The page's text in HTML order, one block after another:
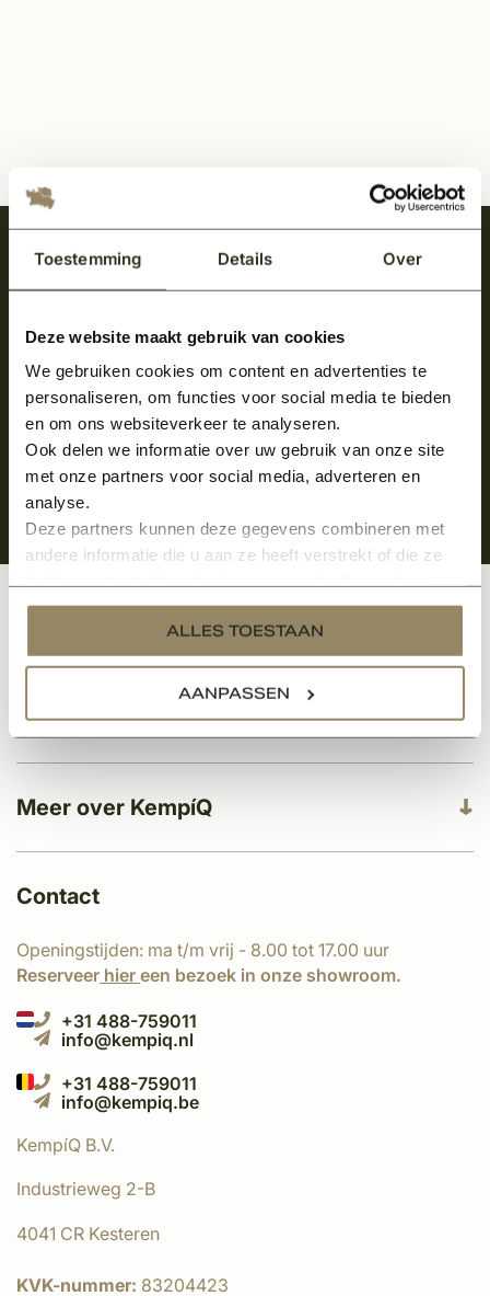
Toestemming Details Over
Deze website maakt gebruik van cookies
We gebruiken cookies om content en advertenties te
personaliseren, om functies voor social media te bieden
en om ons websiteverkeer te analyseren.
Ook delen we informatie over uw gebruik van onze site
met onze partners voor social media, adverteren en
analyse.
Deze partners kunnen deze gegevens combineren met
andere informatie die u aan ze heeft verstrekt of die ze
services.
ALLES TOESTAAN
AANPASSEN
Meld je aan en ontvang het laatste nieuws
over onze kempische bouwstijl!
Aanmelden voor de nieuwsbrief
Meer over KempíQ
Klantenservice
Categorieën
Contact
Openingstijden: ma t/m vrij - 8.00 tot 17.00 uur
Reserveer hier een bezoek in onze showroom.
+31 488-759011
info@kempiq.nl
+31 488-759011
info@kempiq.be
KempíQ B.V.
Industrieweg 2-B
4041 CR Kesteren
KVK-nummer: 83204423